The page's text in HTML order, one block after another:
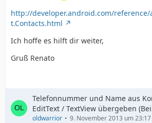
http://developer.android.com/
t.Contacts.html
Ich hoffe es hilft dir weiter,
Gruß Renato
Telefonnummer und Name aus
EditText / TextView übergeben
oldwarrior 9. November 2013 um 23:17